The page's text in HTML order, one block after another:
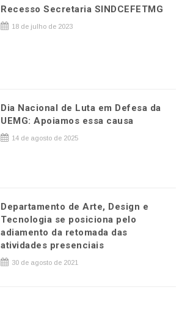
Recesso Secretaria SINDCEFETMG
18 de julho de 2023
Dia Nacional de Luta em Defesa da
UEMG: Apoiamos essa causa
14 de agosto de 2025
Departamento de Arte, Design e
Tecnologia se posiciona pelo
adiamento da retomada das
atividades presenciais
30 de agosto de 2021